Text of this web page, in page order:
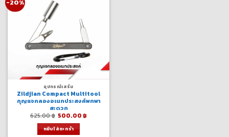
-20%
อุปกรณ์เสริม
Zildjian Compact Multitool
กุญแจกลองอเนกประสงค์พกพา
สะดวก
625.00฿ Original
was:
625.00 ฿.
500.00 ฿
หยิบใส่ตะกร้า